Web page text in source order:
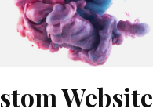
Website